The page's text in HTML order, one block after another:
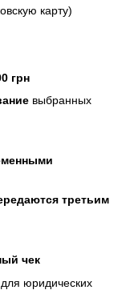
карту)
грн
выбранных
третьим
чек
для юридических